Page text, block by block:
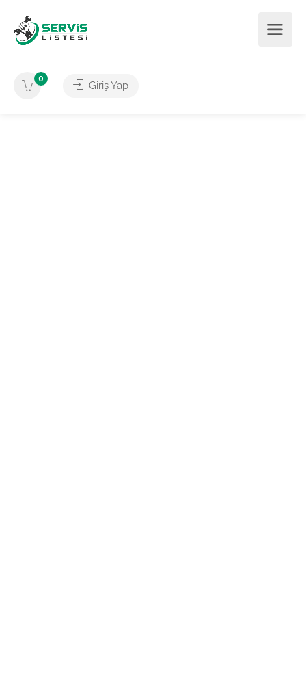
0
Giriş Yap